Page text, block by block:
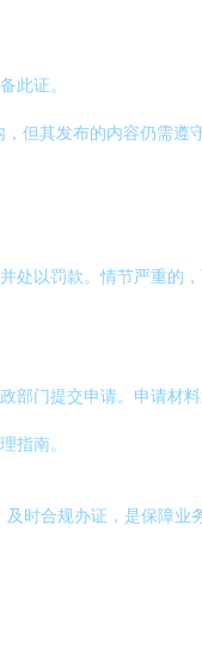
此证。
但其发布的内容仍需遵
处以罚款。情节严重的
部门提交申请。申请材
指南。
及时合规办证，是保障业